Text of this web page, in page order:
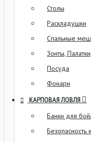
Столы
Раскладушки
Спальные
Зонты,
Посуда
Фонари
КАРПОВАЯ ЛОВЛЯ
Банки для
Безопасность